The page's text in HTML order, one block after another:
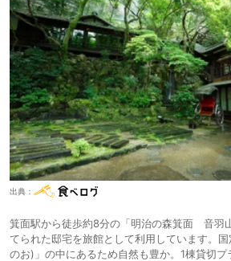
出典：
箕面駅から徒歩約8分の「明治の森箕面 音羽
てられた邸宅を旅館として利用しています。
のお)」の中にあるため自然も豊か。1棟貸切プ